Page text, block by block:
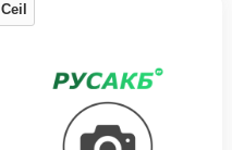
Ceil